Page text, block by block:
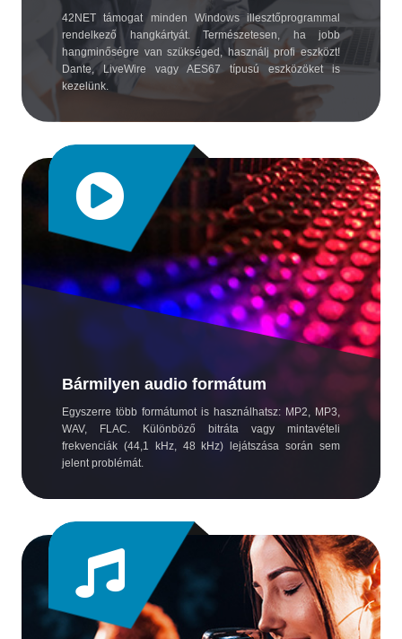
42NET támogat minden Windows illesztőprogrammal
rendelkező hangkártyát. Természetesen, ha jobb
hangminőségre van szükséged, használj profi eszközt!
Dante, LiveWire vagy AES67 típusú eszközöket is
kezelünk.
Bármilyen audio formátum
Egyszerre több formátumot is használhatsz: MP2, MP3,
WAV, FLAC. Különböző bitráta vagy mintavételi
frekvenciák (44,1 kHz, 48 kHz) lejátszása során sem
jelent problémát.